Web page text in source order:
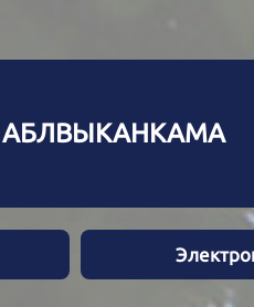
АБЛВЫКАНКАМА